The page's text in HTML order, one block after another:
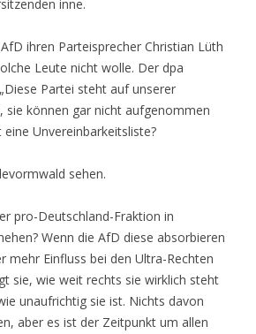
inne.
ihren Parteisprecher Christian Lüth
Leute nicht wolle. Der dpa
Partei steht auf unserer
sie können gar nicht aufgenommen
Unvereinbarkeitsliste?
sehen.
pro-Deutschland-Fraktion in
Wenn die AfD diese absorbieren
mehr Einfluss bei den Ultra-Rechten
sie, wie weit rechts sie wirklich steht
unaufrichtig sie ist. Nichts davon
aber es ist der Zeitpunkt um allen